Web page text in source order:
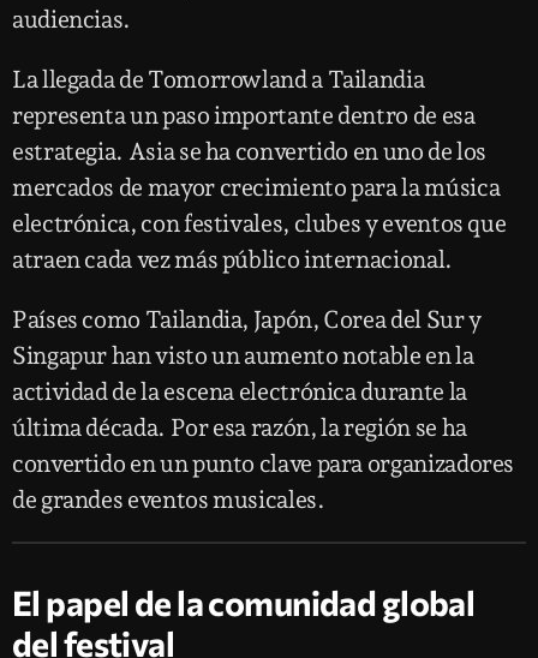
audiencias.
La llegada de Tomorrowland a Tailandia
representa un paso importante dentro de esa
estrategia. Asia se ha convertido en uno de los
mercados de mayor crecimiento para la música
electrónica, con festivales, clubes y eventos que
atraen cada vez más público internacional.
Países como Tailandia, Japón, Corea del Sur y
Singapur han visto un aumento notable en la
actividad de la escena electrónica durante la
última década. Por esa razón, la región se ha
convertido en un punto clave para organizadores
de grandes eventos musicales.
El papel de la comunidad global
del festival